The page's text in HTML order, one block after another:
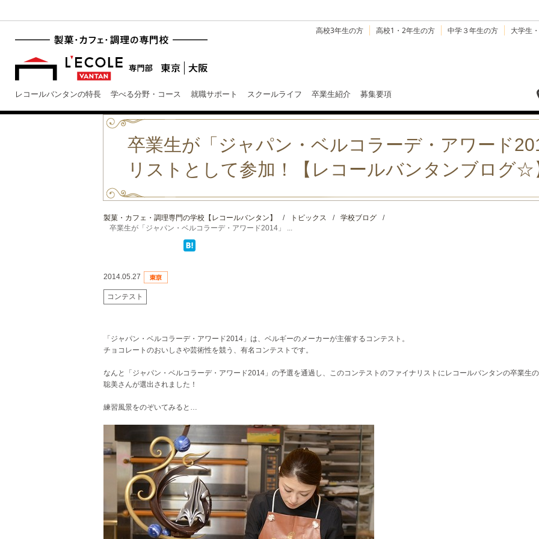
高校3年生の方 高校1・2年生の方 中学３年生の方 大学生
レコールバンタンの特長 学べる分野・コース 就職サポート スクールライフ 卒業生紹介 募集要項
卒業生が「ジャパン・ベルコラーデ・アワード
リストとして参加！【レコールバンタンブログ☆
製菓・カフェ・調理専門の学校【レコールバンタン】 / トピックス / 学校ブログ
/
卒業生が「ジャパン・ベルコラーデ・アワード2014」 ...
2014.05.27
コンテスト
「ジャパン・ベルコラーデ・アワード2014」は、ベルギーのメーカーが主催するコンテスト。
チョコレートのおいしさや芸術性を競う、有名コンテストです。
なんと「ジャパン・ベルコラーデ・アワード2014」の予選を通過し、このコンテストのファイナリストにレコールバンタンの卒業生
聡美さんが選出されました！
練習風景をのぞいてみると…